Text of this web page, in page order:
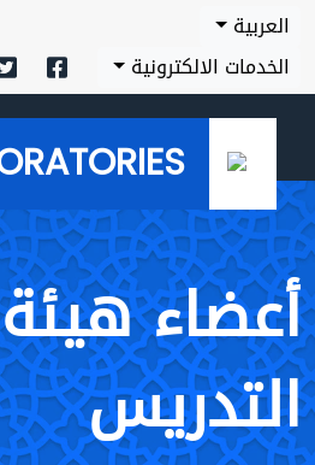
العربية
الخدمات الالكترونية
أعضاء هيئة
التدريس